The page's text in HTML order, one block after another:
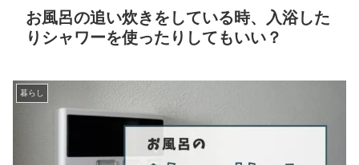
お風呂の追い炊きをしている時、入浴した
りシャワーを使ったりしてもいい？
暮らし